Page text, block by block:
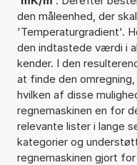
den måleenhed, der
'Temperaturgradient'.
den indtastede værdi i
kender. I den
at finde den
hvilken af disse
regnemaskinen en for
relevante lister i lange
kategorier og
regnemaskinen gjort